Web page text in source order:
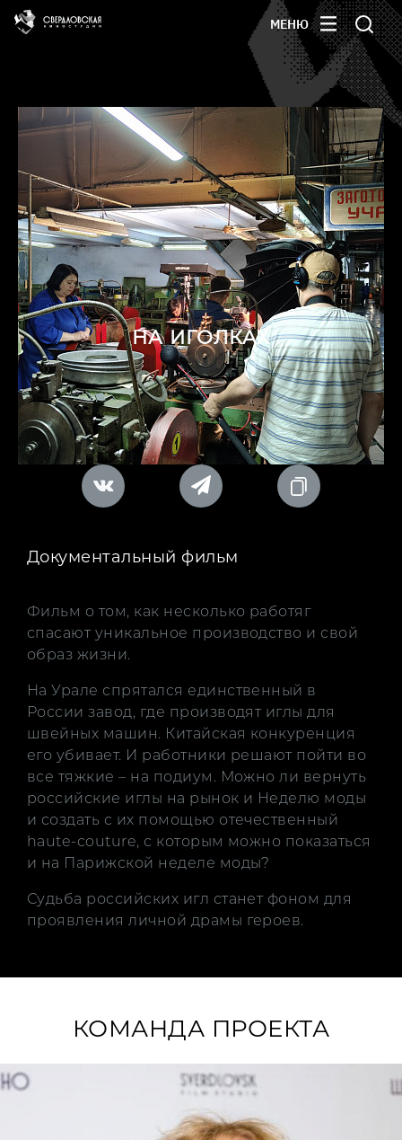
МЕНЮ
НА ИГОЛКАХ
Документальный фильм
Фильм о том, как несколько работяг
спасают уникальное производство и свой
образ жизни.
На Урале спрятался единственный в
России завод, где производят иглы для
швейных машин. Китайская конкуренция
его убивает. И работники решают пойти во
все тяжкие – на подиум. Можно ли вернуть
российские иглы на рынок и Неделю моды
и создать с их помощью отечественный
haute-couture, с которым можно показаться
и на Парижской неделе моды?
Судьба российских игл станет фоном для
проявления личной драмы героев.
КОМАНДА ПРОЕКТА